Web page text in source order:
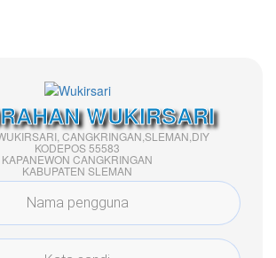
WUKIRSARI
CANGKRINGAN,SLEMAN,DIY
KODEPOS 55583
KAPANEWON CANGKRINGAN
KABUPATEN SLEMAN